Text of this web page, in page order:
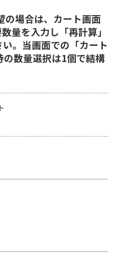
場合は、カート画面
量を入力し「再計算」
。当画面での「カート
数量選択は1個で結構